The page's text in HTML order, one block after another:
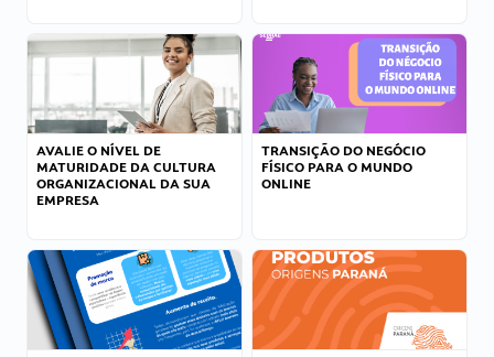
AVALIE O NÍVEL DE
MATURIDADE DA CULTURA
ORGANIZACIONAL DA SUA
EMPRESA
TRANSIÇÃO DO NEGÓCIO
FÍSICO PARA O MUNDO
ONLINE